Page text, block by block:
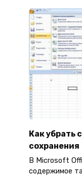
Как убрать
сохранения
В Microsoft
содержимое